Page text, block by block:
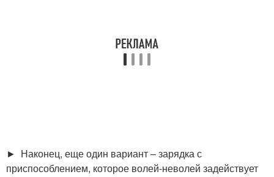
► Наконец, еще один вариант – зарядка с
приспособлением, которое волей-неволей задействует